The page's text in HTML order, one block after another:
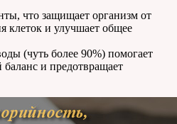
что защищает организм от
клеток и улучшает общее
(чуть более 90%) помогает
и предотвращает